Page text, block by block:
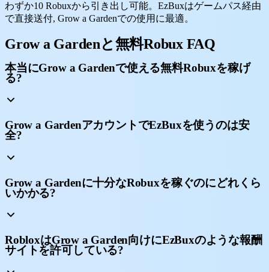
わずか10 Robuxから引き出し可能。EzBuxはゲームパス経由
で直接送付, Grow a Gardenでの使用に最適。
Grow a Gardenと無料Robux FAQ
本当にGrow a Gardenで使える無料Robuxを稼げ
る?
Grow a GardenアカウントでEzBuxを使うのは安
全?
Grow a Gardenに十分なRobuxを稼ぐのにどれくら
いかかる?
RobloxはGrow a Garden向けにEzBuxのような報酬
サイトを許可している?